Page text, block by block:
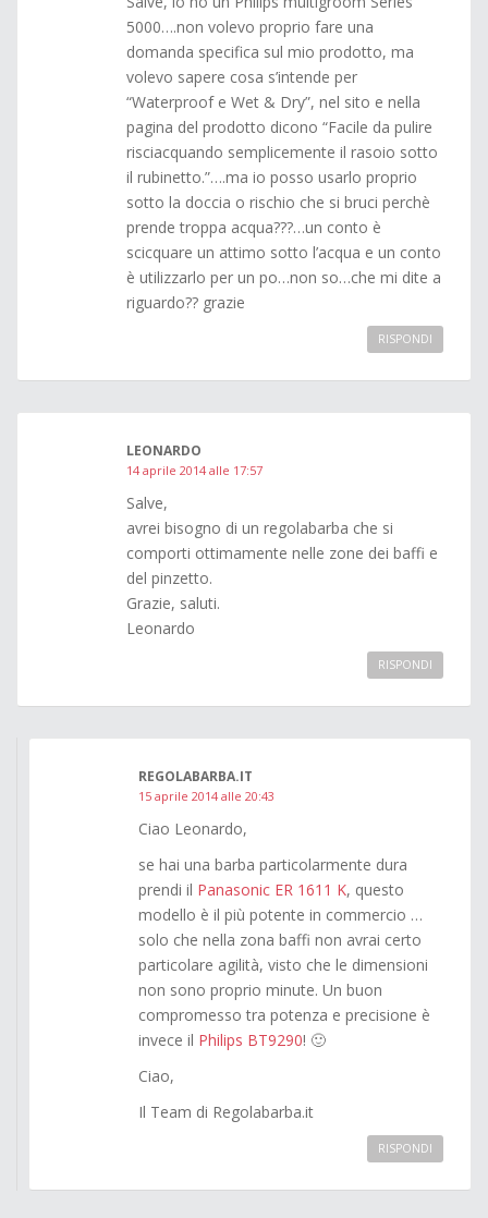
5000….non volevo proprio fare una
domanda specifica sul mio prodotto, ma
volevo sapere cosa s’intende per
“Waterproof e Wet & Dry”, nel sito e nella
pagina del prodotto dicono “Facile da pulire
risciacquando semplicemente il rasoio sotto
il rubinetto.”….ma io posso usarlo proprio
sotto la doccia o rischio che si bruci perchè
prende troppa acqua???…un conto è
scicquare un attimo sotto l’acqua e un conto
è utilizzarlo per un po…non so…che mi dite a
riguardo?? grazie
RISPONDI
LEONARDO
14 aprile 2014 alle 17:57
Salve,
avrei bisogno di un regolabarba che si
comporti ottimamente nelle zone dei baffi e
del pinzetto.
Grazie, saluti.
Leonardo
RISPONDI
REGOLABARBA.IT
15 aprile 2014 alle 20:43
Ciao Leonardo,
se hai una barba particolarmente dura
prendi il Panasonic ER 1611 K, questo
modello è il più potente in commercio …
solo che nella zona baffi non avrai certo
particolare agilità, visto che le dimensioni
non sono proprio minute. Un buon
compromesso tra potenza e precisione è
invece il Philips BT9290! 🙂
Ciao,
Il Team di Regolabarba.it
RISPONDI